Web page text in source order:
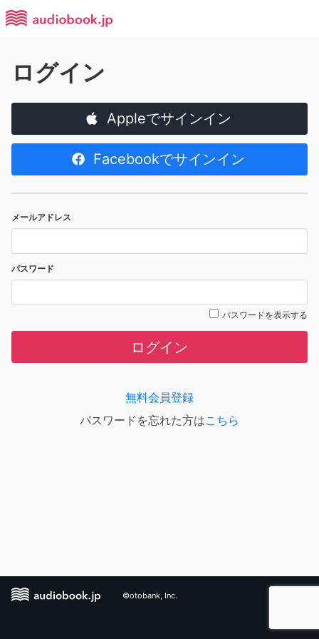
ログイン
Appleでサインイン
Facebookでサインイン
メールアドレス
パスワード
パスワードを表示する
ログイン
無料会員登録
パスワードを忘れた方はこちら
©otobank, Inc.